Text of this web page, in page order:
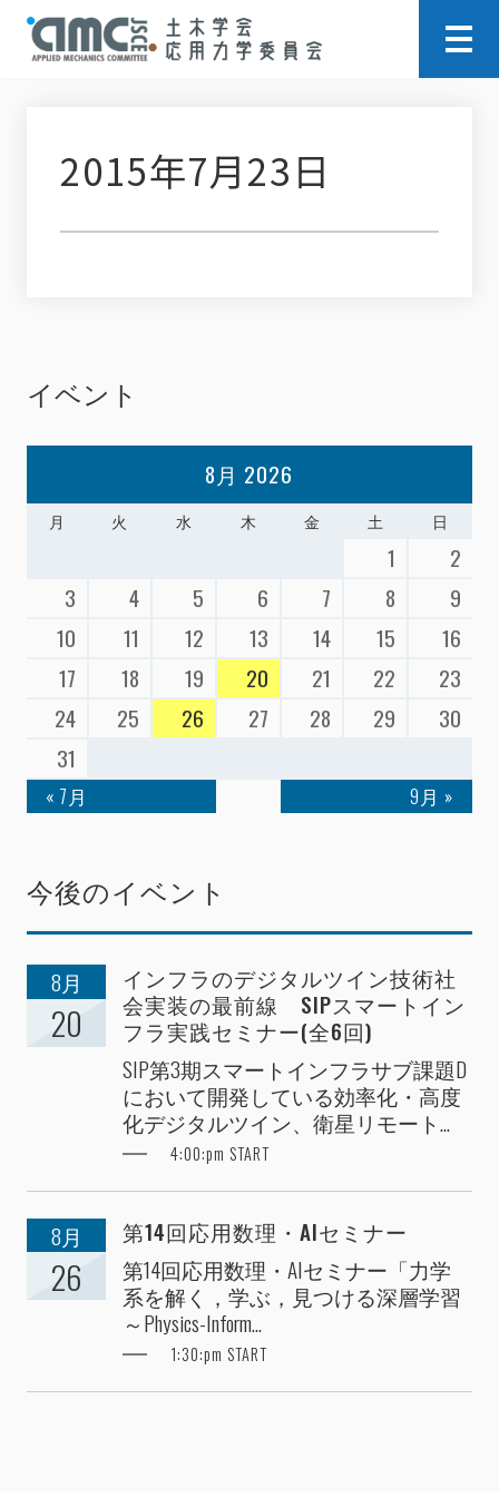
2015年7月23日
イベント
8月 2026
月 火 水 木 金 土 日
1
2
3
4 5 6 7 8
9
10
11 12 13 14 15
16
17
18 19 20 21 22
23
24
25 26 27 28 29
30
31
« 7月 9月 »
今後のイベント
8月
20
インフラのデジタルツイン技術社
会実装の最前線 SIPスマートイン
フラ実践セミナー(全6回)
SIP第3期スマートインフラサブ課題D
において開発している効率化・高度
化デジタルツイン、衛星リモート...
4:00:pm START
8月
26
第14回応用数理・AIセミナー
第14回応用数理・AIセミナー「力学
系を解く，学ぶ，見つける深層学習
～Physics-Inform...
1:30:pm START